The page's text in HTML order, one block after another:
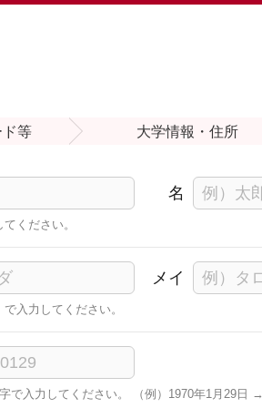
等 大学情報・住所
名
ください。
メイ
入力してください。
で入力してください。 （例）1970年1月29日